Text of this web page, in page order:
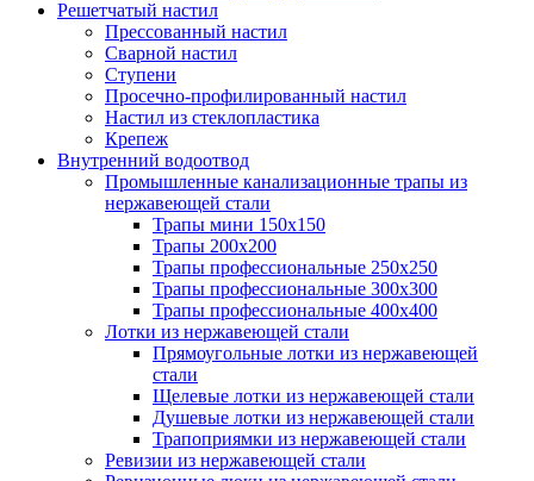
Решетчатый настил
Прессованный настил
Сварной настил
Ступени
Просечно-профилированный настил
Настил из стеклопластика
Крепеж
Внутренний водоотвод
Промышленные канализационные трапы из
нержавеющей стали
Трапы мини 150х150
Трапы 200х200
Трапы профессиональные 250х250
Трапы профессиональные 300х300
Трапы профессиональные 400х400
Лотки из нержавеющей стали
Прямоугольные лотки из нержавеющей
стали
Щелевые лотки из нержавеющей стали
Душевые лотки из нержавеющей стали
Трапоприямки из нержавеющей стали
Ревизии из нержавеющей стали